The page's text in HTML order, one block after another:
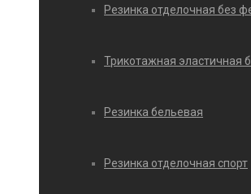
Резинка отделочная без
Трикотажная эластичная
Резинка бельевая
Резинка отделочная спорт